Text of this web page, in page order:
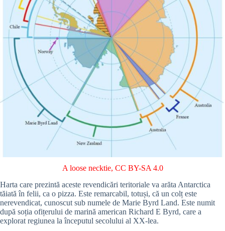
A loose necktie, CC BY-SA 4.0
Harta care prezintă aceste revendicări teritoriale va arăta Antarctica
tăiată în felii, ca o pizza. Este remarcabil, totuși, că un colț este
nerevendicat, cunoscut sub numele de Marie Byrd Land. Este numit
după soția ofițerului de marină american Richard E Byrd, care a
explorat regiunea la începutul secolului al XX-lea.